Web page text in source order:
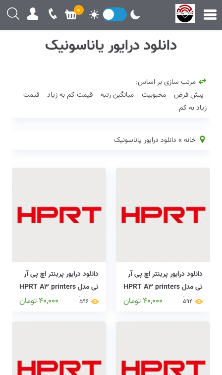
دانلود درایور پاناسونیک
مرتب سازی بر اساس:
پیش فرض
محبوبیت میانگین رتبه قیمت کم به زیاد
قیمت
زیاد به کم
خانه» دانلود درایور پاناسونیک
دانلود درایور پرینتر اچ پی آر
تی مدل HPRT A3 printers
drivers
594
40,000 تومان
دانلود درایور پرینتر اچ پی آر
تی مدل HPRT A3 printers
drivers
596
40,000 تومان
0